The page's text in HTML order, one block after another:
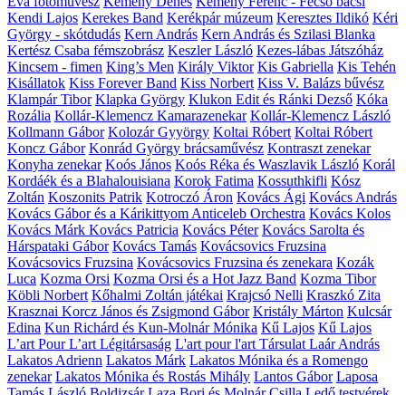
Kendi Lajos Kerekes Band Kerékpár múzeum Keresztes Ildikó Kéri
György - skótdudás Kern András Kern András és Szilasi Blanka
Kertész Csaba fémszobrász Keszler László Kezes-lábas Játszóház
Kincsem - fimen King’s Men Király Viktor Kis Gabriella Kis Tehén
Kisállatok Kiss Forever Band Kiss Norbert Kiss V. Balázs bűvész
Klampár Tibor Klapka György Klukon Edit és Ránki Dezső Kóka
Rozália Kollár-Klemencz Kamarazenekar Kollár-Klemencz László
Kollmann Gábor Kolozár Gyyörgy Koltai Róbert Koltai Róbert
Koncz Gábor Konrád György brácsaművész Kontraszt zenekar
Konyha zenekar Koós János Koós Réka és Waszlavik László Korál
Kordáék és a Blahalouisiana Korok Fatima Kossuthkifli Kósz
Zoltán Koszonits Patrik Kotroczó Áron Kovács Ági Kovács András
Kovács Gábor és a Kárikittyom Anticeleb Orchestra Kovács Kolos
Kovács Márk Kovács Patricia Kovács Péter Kovács Sarolta és
Hárspataki Gábor Kovács Tamás Kovácsovics Fruzsina
Kovácsovics Fruzsina Kovácsovics Fruzsina és zenekara Kozák
Luca Kozma Orsi Kozma Orsi és a Hot Jazz Band Kozma Tibor
Köbli Norbert Kőhalmi Zoltán játékai Krajcsó Nelli Kraszkó Zita
Krasznai Korcz János és Zsigmond Gábor Kristály Márton Kulcsár
Edina Kun Richárd és Kun-Molnár Mónika Kű Lajos Kű Lajos
L’art Pour L’art Légitársaság L'art pour l'art Társulat Laár András
Lakatos Adrienn Lakatos Márk Lakatos Mónika és a Romengo
zenekar Lakatos Mónika és Rostás Mihály Lantos Gábor Laposa